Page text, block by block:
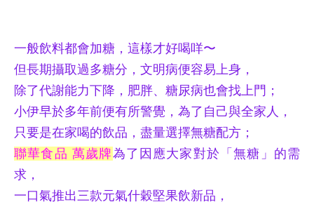
一般飲料都會加糖，這樣才好喝咩〜
但長期攝取過多糖分，文明病便容易上身，
除了代謝能力下降，肥胖、糖尿病也會找上門；
小伊早於多年前便有所警覺，為了自己與全家人，
只要是在家喝的飲品，盡量選擇無糖配方；
聯華食品 萬歲牌為了因應大家對於「無糖」的需
求，
一口氣推出三款元氣什穀堅果飲新品，